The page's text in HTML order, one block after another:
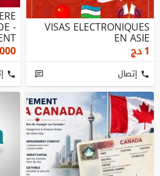
VISAS ELECTRONIQUES
EN ASIE
1دج
إتصال
-